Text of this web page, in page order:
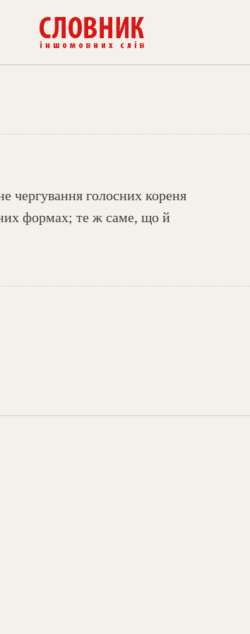
чергування голосних кореня
формах; те ж саме, що й